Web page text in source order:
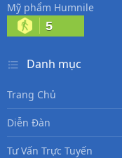
Mỹ phẩm Humnile
5
Danh mục
Trang Chủ
Diễn Đàn
Tư Vấn Trực Tuyến